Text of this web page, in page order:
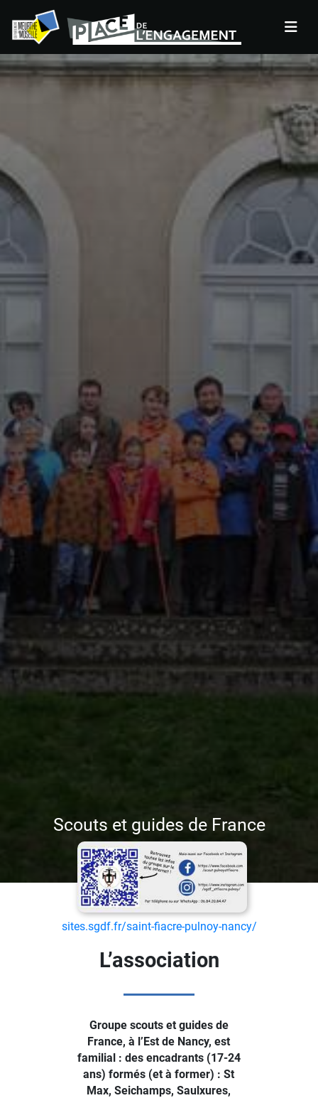
Scouts et guides de France
sites.sgdf.fr/saint-fiacre-pulnoy-nancy/
L’association
Groupe scouts et guides de
France, à l’Est de Nancy, est
familial : des encadrants (17-24
ans) formés (et à former) : St
Max, Seichamps, Saulxures,
Panneau de gestion des cookies